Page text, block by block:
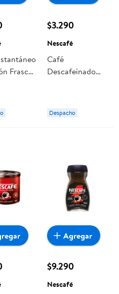
Frasco
$3.290
Nescafé
Café
Descafeinado
Despacho
$9.290
Nescafé
Agregar